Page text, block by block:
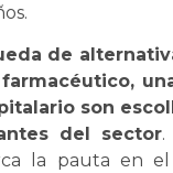
de
son
del sector.
la pauta en